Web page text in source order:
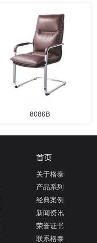
8086B
首页
关于格泰
产品系列
经典案例
新闻资讯
荣誉证书
联系格泰